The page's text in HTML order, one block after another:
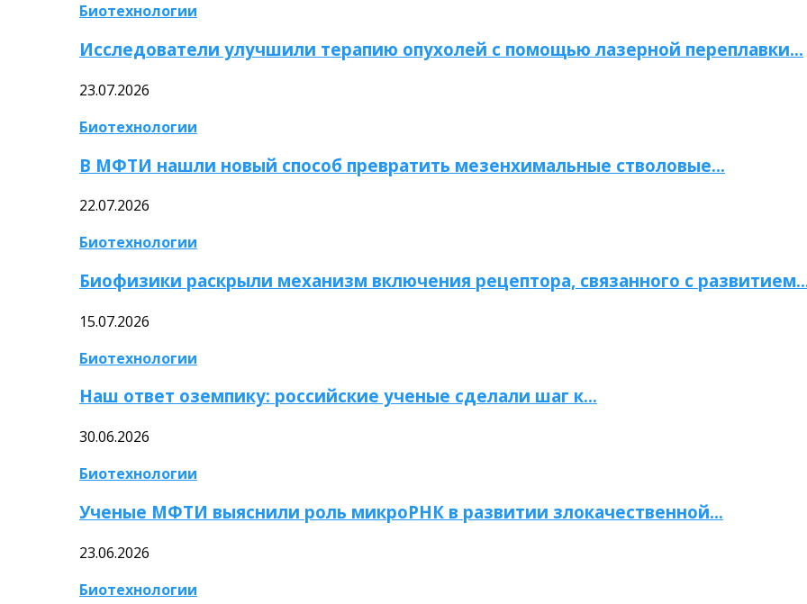
Биотехнологии
Исследователи улучшили терапию опухолей с помощью лазерной переплавки…
23.07.2026
Биотехнологии
В МФТИ нашли новый способ превратить мезенхимальные стволовые…
22.07.2026
Биотехнологии
Биофизики раскрыли механизм включения рецептора, связанного с
15.07.2026
Биотехнологии
Наш ответ оземпику: российские ученые сделали шаг к…
30.06.2026
Биотехнологии
Ученые МФТИ выяснили роль микроРНК в развитии злокачественной…
23.06.2026
Биотехнологии